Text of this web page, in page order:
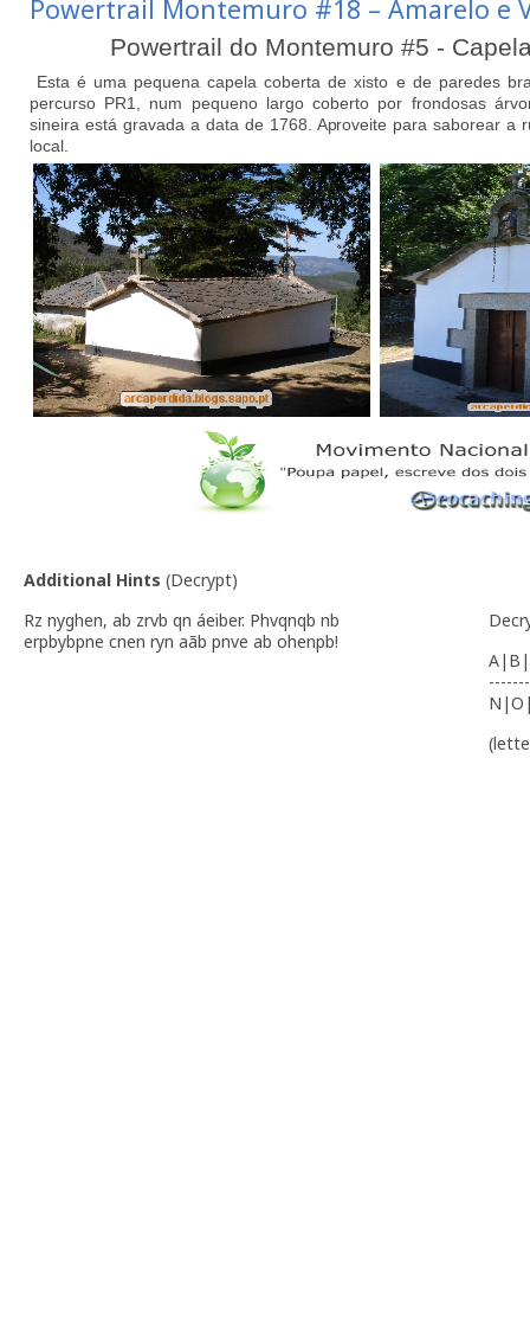
Powertrail Montemuro #18 – Amarelo e
Powertrail do Montemuro #5 -
Esta é uma pequena capela coberta de xisto e de paredes
percurso PR1, num pequeno largo coberto por frondosas
sineira está gravada a data de 1768. Aproveite para saborear a
local.
Additional Hints (Decrypt)
Rz nyghen, ab zrvb qn áeiber. Phvqnqb nb
erpbybpne cnen ryn aãb pnve ab ohenpb!